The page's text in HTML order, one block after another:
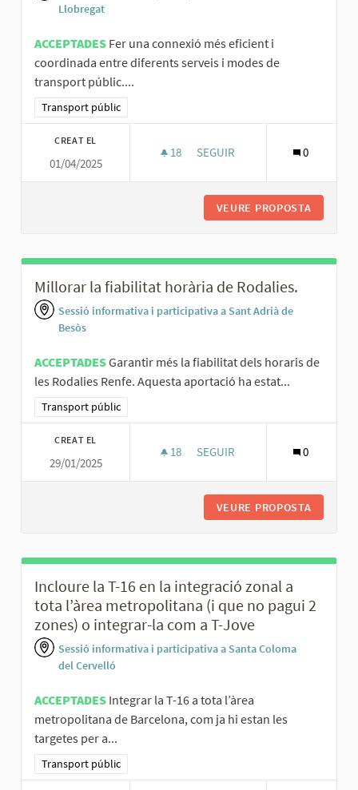
Llobregat
ACCEPTADES Fer una connexió més eficient i
coordinada entre diferents serveis i modes de
transport públic....
Resultats al filtrar per la categoria: Transport públic
Transport públic
CREAT EL
01/04/2025
18 18 SEGUIDORES
SEGUIR 0
VEURE PROPOSTA
Millorar la fiabilitat horària de Rodalies.
Sessió informativa i participativa a Sant Adrià de
Besòs
ACCEPTADESGarantir més la fiabilitat dels horaris de
les Rodalies Renfe. Aquesta aportació ha estat...
Resultats al filtrar per la categoria: Transport públic
Transport públic
CREAT EL
29/01/2025
18 18 SEGUIDORES
SEGUIR 0
VEURE PROPOSTA
Incloure la T-16 en la integració zonal a
tota l’àrea metropolitana (i que no pagui 2
zones) o integrar-la com a T-Jove
Sessió informativa i participativa a Santa Coloma
del Cervelló
ACCEPTADES Integrar la T-16 a tota l’àrea
metropolitana de Barcelona, com ja hi estan les
targetes per a...
Resultats al filtrar per la categoria: Transport públic
Transport públic